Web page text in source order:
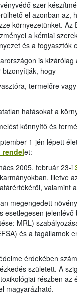
szer
el azonban az,
környezetünket.
a kémiai
és a fogyasztók
is
hogy
termelőre
hatásokat a
könnyítő és
1-jén lépett
rendelet:
2005. február 23-i
illetve
valamint a
megengedett
esetlegesen
MRL)
és a tagállamok
érdekében
született. A
részben
magyarázható.